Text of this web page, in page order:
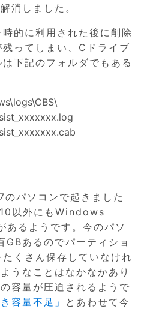
消しました。
的に利用された後に削除
ってしまい、Cドライブ
下記のフォルダでもある
パソコンで起きました
以外にもWindows
るようです。今のパソ
GBあるのでパーティショ
くさん保存していなけれ
うなことはなかなかあり
容量が圧迫されるようで
容量不足」 とあわせて今